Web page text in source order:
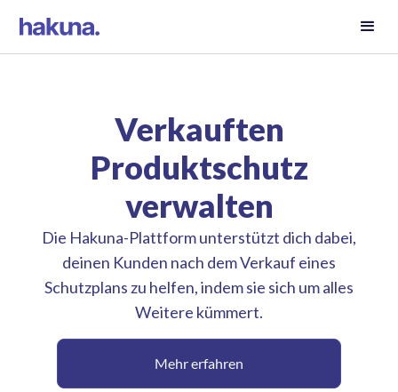
Verkauften
Produktschutz
verwalten
Die Hakuna-Plattform unterstützt dich dabei,
deinen Kunden nach dem Verkauf eines
Schutzplans zu helfen, indem sie sich um alles
Weitere kümmert.
Mehr erfahren